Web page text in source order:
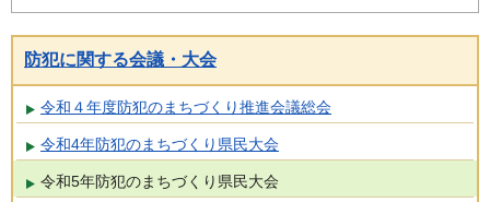
防犯に関する会議・大会
令和４年度防犯のまちづくり推進会議総会
令和4年防犯のまちづくり県民大会
令和5年防犯のまちづくり県民大会